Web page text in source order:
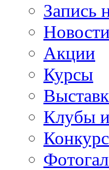
Запись
Акции
Курсы
Клубы